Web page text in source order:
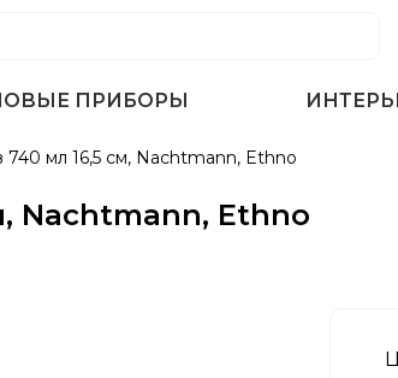
ПРИБОРЫ
740 мл 16,5 см, Nachtmann, Ethno
Nachtmann, Ethno